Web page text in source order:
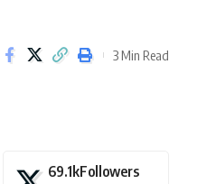
3 Min Read
69.1kFollowers